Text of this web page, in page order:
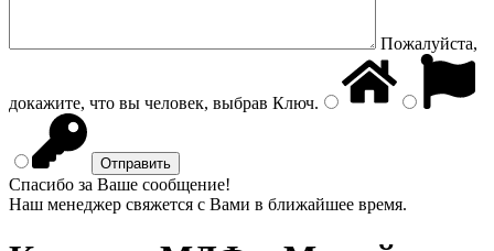
Пожалуйста,
докажите, что вы человек, выбрав Ключ.
Спасибо за Ваше сообщение!
Наш менеджер свяжется с Вами в ближайшее время.